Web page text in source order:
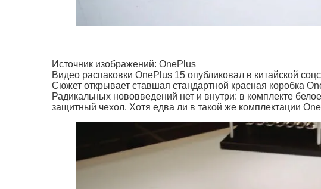
Источник изображений: OnePlus
Видео распаковки OnePlus 15 опубликовал в китайской
Сюжет открывает ставшая стандартной красная коробка
Радикальных нововведений нет и внутри: в комплекте
защитный чехол. Хотя едва ли в такой же комплектации